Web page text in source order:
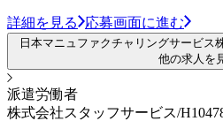
詳細を見る 応募画面に進む
日本マニュファクチャリングサービス
他の求人を
派遣労働者
株式会社スタッフサービス/